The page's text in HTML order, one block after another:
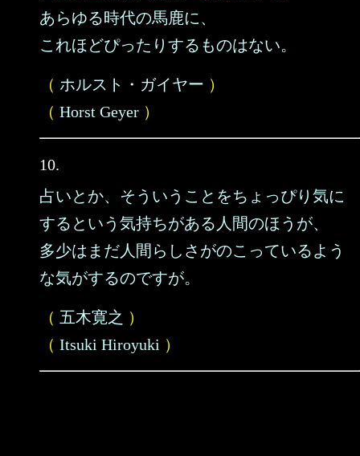
あらゆる時代の馬鹿に、
これほどぴったりするものはない。
（ ホルスト・ガイヤー ）
（ Horst Geyer ）
10.
占いとか、そういうことをちょっぴり気に
するという気持ちがある人間のほうが、
多少はまだ人間らしさがのこっているよう
な気がするのですが。
（ 五木寛之 ）
（ Itsuki Hiroyuki ）